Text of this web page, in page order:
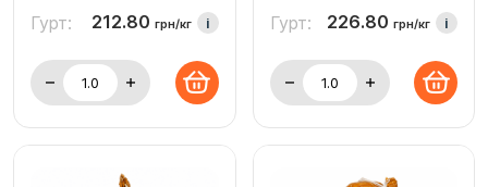
Гурт: 212.80 грн/кг i Гурт: 226.80 грн/кг i